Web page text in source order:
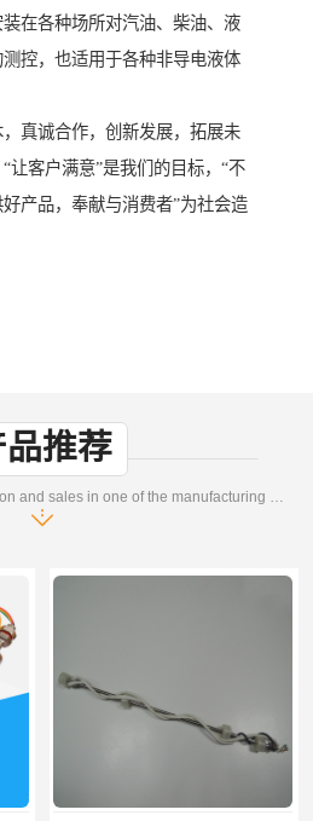
在各种场所对汽油、柴油、液
控，也适用于各种非导电液体
真诚合作，创新发展，拓展未
让客户满意”是我们的目标，“不
产品，奉献与消费者”为社会造
品推荐